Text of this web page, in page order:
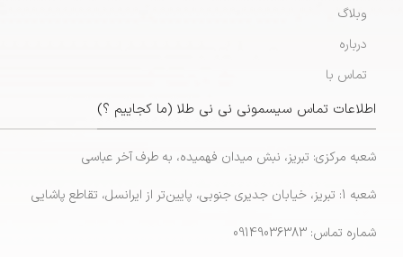
وبلاگ
درباره
تماس با
اطلاعات تماس سیسمونی نی نی طلا (ما کجاییم ؟)
شعبه مرکزی: تبریز، نبش میدان فهمیده، به طرف آخر عباسی
شعبه 1: تبریز، خیابان جدیری جنوبی، پایین‌تر از ایرانسل، تقاطع پاشایی
شماره تماس: 09149036383